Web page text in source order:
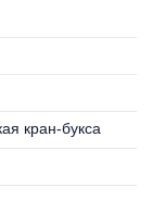
кран-букса